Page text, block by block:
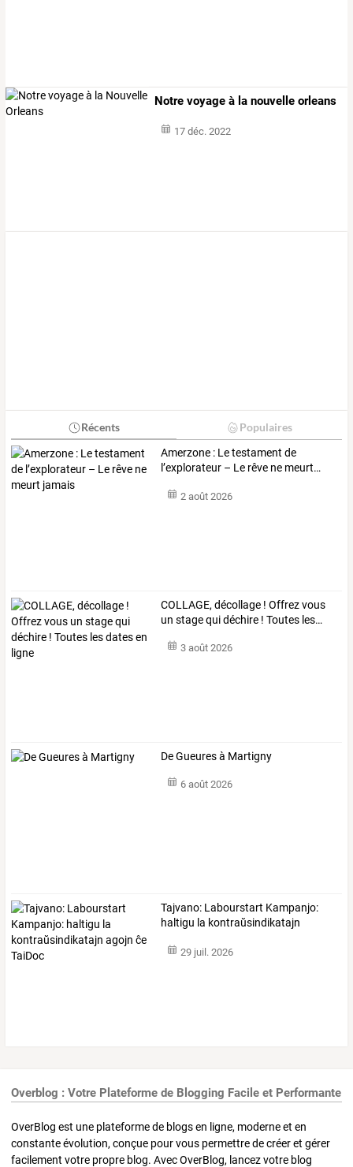
Notre voyage à la nouvelle orleans
17 déc. 2022
Récents Populaires
Amerzone : Letestament de
l’explorateur – Le rêve ne meurt…
2 août 2026
COLLAGE, décollage ! Offrezvous
un stagequidéchire ! Toutes les…
3 août 2026
De Gueures à Martigny
6 août 2026
Tajvano: Labourstart Kampanjo:
haltigu la kontraŭsindikatajn
29 juil. 2026
Overblog : Votre Plateforme de Blogging Facile et Performante
OverBlog est une plateforme de blogs en ligne, moderne et en
constante évolution, conçue pour vous permettre de créer et gérer
facilement votre propre blog. Avec OverBlog, lancez votre blog